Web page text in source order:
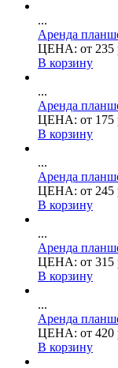
...
Аренда
ЦЕНА: от 235
В корзину
...
Аренда
ЦЕНА: от 175
В корзину
...
Аренда
ЦЕНА: от 245
В корзину
...
Аренда
ЦЕНА: от 315
В корзину
...
Аренда
ЦЕНА: от 420
В корзину